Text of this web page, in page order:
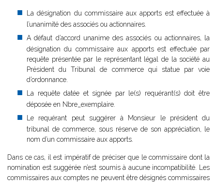
La désignation du commissaire aux apports est effectuée à
l’unanimité des associés ou actionnaires.
A défaut d’accord unanime des associés ou actionnaires, la
désignation du commissaire aux apports est effectuée par
requête présentée par le représentant légal de la société au
Président du Tribunal de commerce qui statue par voie
d’ordonnance.
La requête datée et signée par le(s) requérant(s) doit être
déposée en Nbre_exemplaire.
Le requérant peut suggérer à Monsieur le président du
tribunal de commerce, sous réserve de son appréciation, le
nom d’un commissaire aux apports.
Dans ce cas, il est impératif de préciser que le commissaire dont la
nomination est suggérée n’est soumis à aucune incompatibilité. Les
commissaires aux comptes ne peuvent être désignés commissaires